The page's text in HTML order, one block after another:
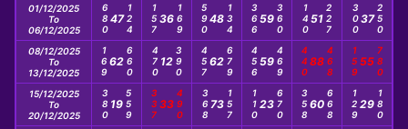
01/12/2025
To
06/12/2025
680 47124 157 36 169 59048 134 36659 360 140 51 227 30037250
08/12/2025
To
13/12/2025
16962 660 470 12 390 457 62 679 456 59 469 440 88 468 159 55 780
15/12/2025
To
20/12/2025
380 19 559 337 33 490 368 73157 110 23 670 358 60 668 129 29 180